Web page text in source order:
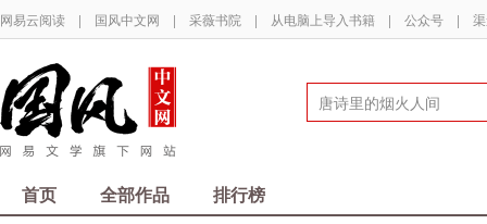
网易云阅读 | 国风中文网 | 采薇书院 | 从电脑上导入书籍 | 公众号 |
首页 全部作品 排行榜